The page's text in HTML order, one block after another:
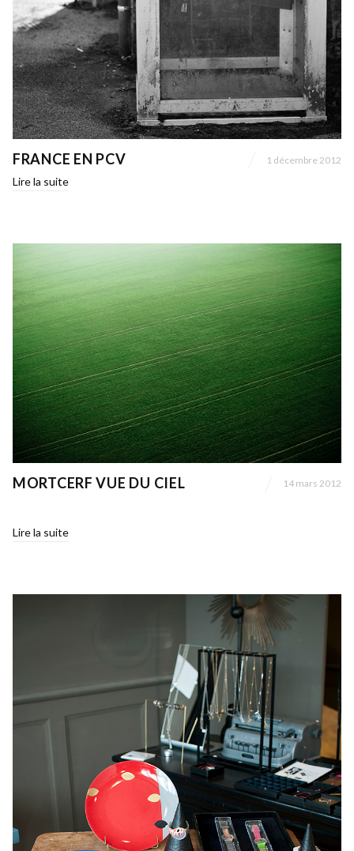
FRANCE EN PCV 1 décembre 2012
Lire la suite
MORTCERF VUE DU CIEL 14 mars 2012
Lire la suite